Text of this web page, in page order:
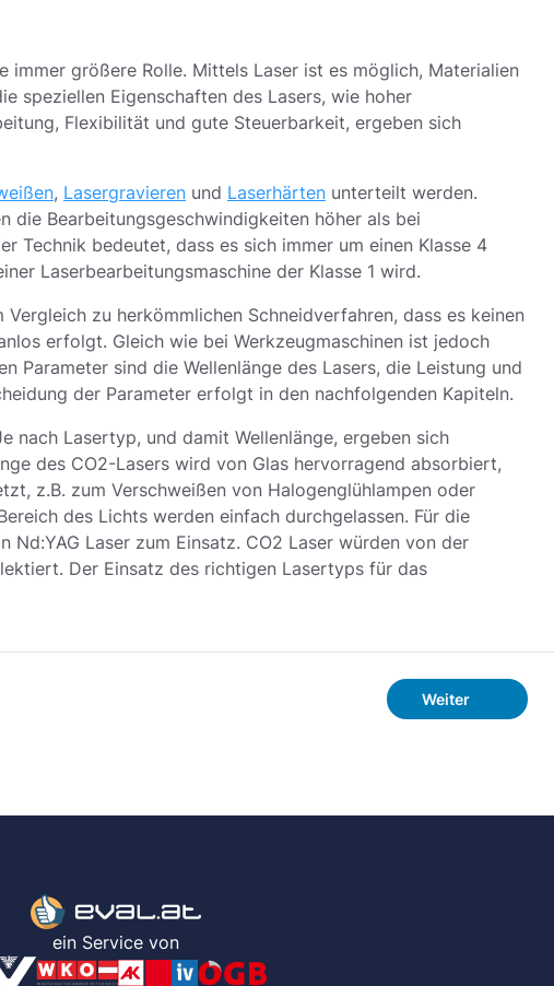
immer größere Rolle. Mittels Laser ist es möglich, Materialien
speziellen Eigenschaften des Lasers, wie hoher
Flexibilität und gute Steuerbarkeit, ergeben sich
, Lasergravieren und Laserhärten unterteilt werden.
die Bearbeitungsgeschwindigkeiten höher als bei
Technik bedeutet, dass es sich immer um einen Klasse 4
Laserbearbeitungsmaschine der Klasse 1 wird.
zu herkömmlichen Schneidverfahren, dass es keinen
erfolgt. Gleich wie bei Werkzeugmaschinen ist jedoch
Parameter sind die Wellenlänge des Lasers, die Leistung und
der Parameter erfolgt in den nachfolgenden Kapiteln.
nach Lasertyp, und damit Wellenlänge, ergeben sich
des CO2-Lasers wird von Glas hervorragend absorbiert,
z.B. zum Verschweißen von Halogenglühlampen oder
des Lichts werden einfach durchgelassen. Für die
Laser zum Einsatz. CO2 Laser würden von der
Der Einsatz des richtigen Lasertyps für das
Weiter
ein Service von